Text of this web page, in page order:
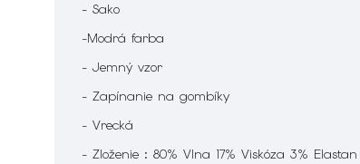
- Sako
-Modrá farba
- Jemný vzor
- Zapínanie na gombíky
- Vrecká
- Zloženie : 80% Vlna 17% Viskóza 3% Elastan